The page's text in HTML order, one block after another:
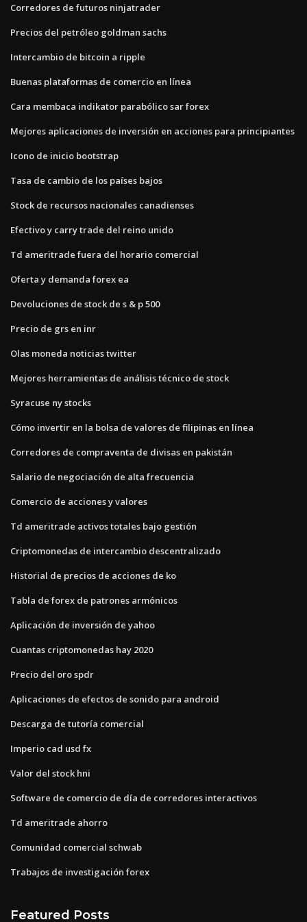
Corredores de futuros ninjatrader
Precios del petróleo goldman sachs
Intercambio de bitcoin a ripple
Buenas plataformas de comercio en línea
Cara membaca indikator parabólico sar forex
Mejores aplicaciones de inversión en acciones para principiantes
Icono de inicio bootstrap
Tasa de cambio de los países bajos
Stock de recursos nacionales canadienses
Efectivo y carry trade del reino unido
Td ameritrade fuera del horario comercial
Oferta y demanda forex ea
Devoluciones de stock de s & p 500
Precio de grs en inr
Olas moneda noticias twitter
Mejores herramientas de análisis técnico de stock
Syracuse ny stocks
Cómo invertir en la bolsa de valores de filipinas en línea
Corredores de compraventa de divisas en pakistán
Salario de negociación de alta frecuencia
Comercio de acciones y valores
Td ameritrade activos totales bajo gestión
Criptomonedas de intercambio descentralizado
Historial de precios de acciones de ko
Tabla de forex de patrones armónicos
Aplicación de inversión de yahoo
Cuantas criptomonedas hay 2020
Precio del oro spdr
Aplicaciones de efectos de sonido para android
Descarga de tutoría comercial
Imperio cad usd fx
Valor del stock hni
Software de comercio de día de corredores interactivos
Td ameritrade ahorro
Comunidad comercial schwab
Trabajos de investigación forex
Featured Posts